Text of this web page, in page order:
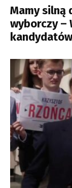
Mamy silną
wyborczy –
kandydatów